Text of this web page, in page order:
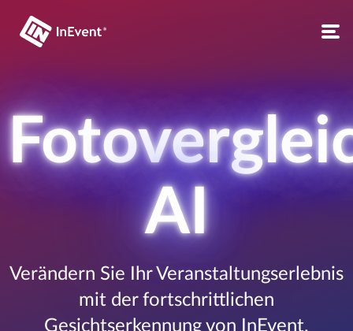
AI
Verändern Sie Ihr Veranstaltungserlebnis
mit der fortschrittlichen
Gesichtserkennung von InEvent.